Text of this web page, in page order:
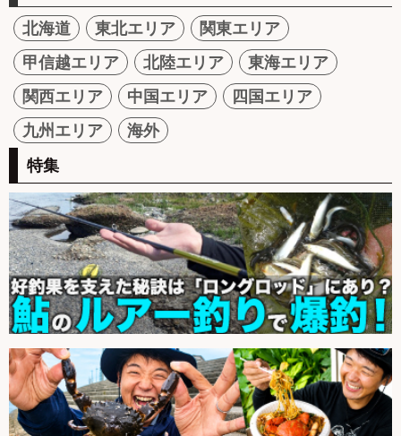
北海道 東北エリア
関東エリア
甲信越エリア
北陸エリア
東海エリア
関西エリア
中国エリア
四国エリア
九州エリア
海外
特集